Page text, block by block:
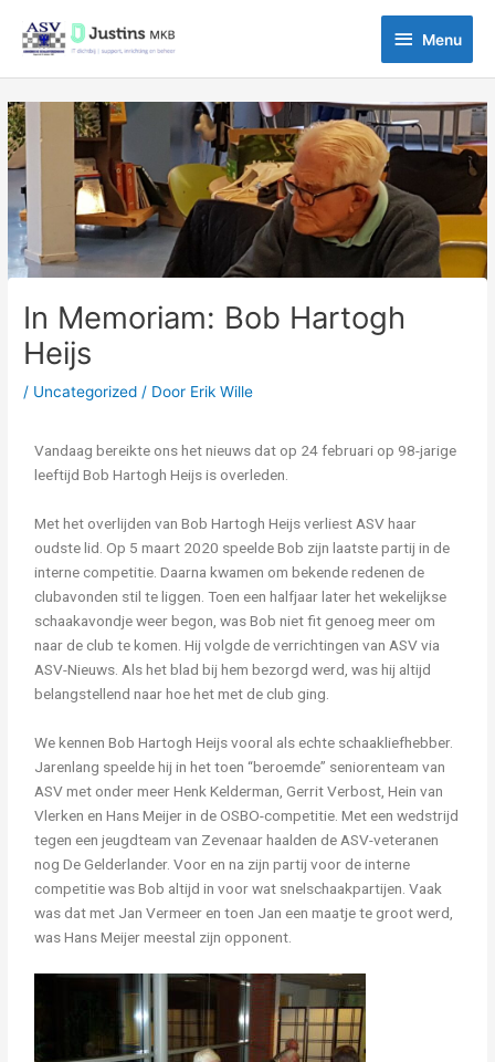
naar
inhoud
Menu
Menu
In Memoriam: Bob Hartogh
Heijs
/ Uncategorized / Door Erik Wille
Vandaag bereikte ons het nieuws dat op 24 februari op 98-jarige
leeftijd Bob Hartogh Heijs is overleden.
Met het overlijden van Bob Hartogh Heijs verliest ASV haar
oudste lid. Op 5 maart 2020 speelde Bob zijn laatste partij in de
interne competitie. Daarna kwamen om bekende redenen de
clubavonden stil te liggen. Toen een halfjaar later het wekelijkse
schaakavondje weer begon, was Bob niet fit genoeg meer om
naar de club te komen. Hij volgde de verrichtingen van ASV via
ASV-Nieuws. Als het blad bij hem bezorgd werd, was hij altijd
belangstellend naar hoe het met de club ging.
We kennen Bob Hartogh Heijs vooral als echte schaakliefhebber.
Jarenlang speelde hij in het toen “beroemde” seniorenteam van
ASV met onder meer Henk Kelderman, Gerrit Verbost, Hein van
Vlerken en Hans Meijer in de OSBO-competitie. Met een wedstrijd
tegen een jeugdteam van Zevenaar haalden de ASV-veteranen
nog De Gelderlander. Voor en na zijn partij voor de interne
competitie was Bob altijd in voor wat snelschaakpartijen. Vaak
was dat met Jan Vermeer en toen Jan een maatje te groot werd,
was Hans Meijer meestal zijn opponent.
Bericht
navigatie